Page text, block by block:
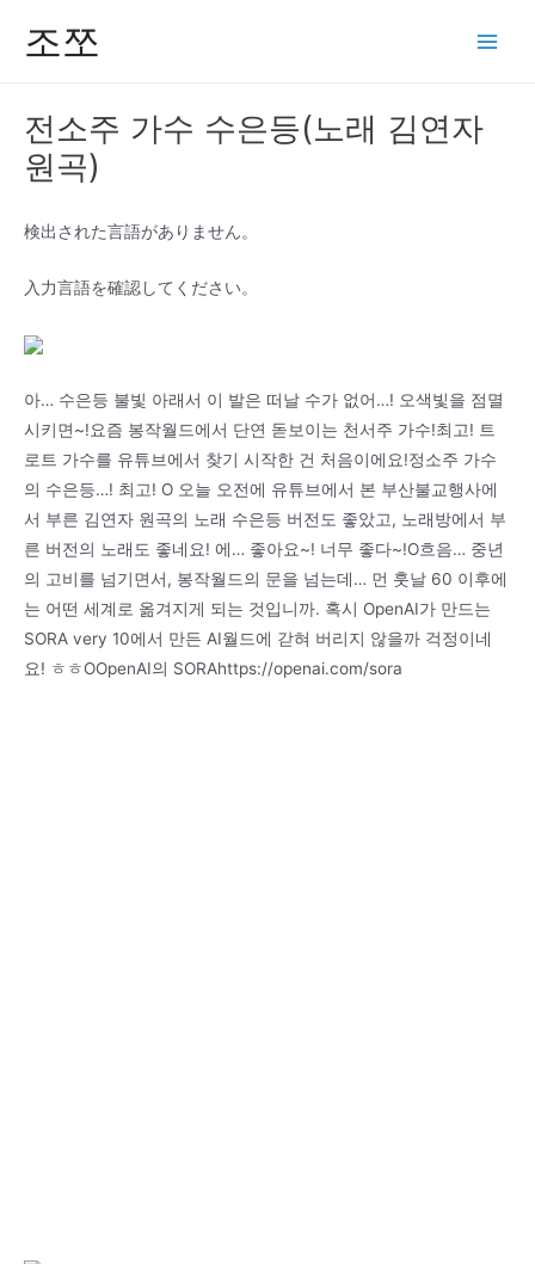
조쪼
전소주 가수 수은등(노래 김연자
원곡)
検出された言語がありません。
入力言語を確認してください。
아… 수은등 불빛 아래서 이 발은 떠날 수가 없어…! 오색빛을 점멸
시키면~!요즘 봉작월드에서 단연 돋보이는 천서주 가수!최고! 트
로트 가수를 유튜브에서 찾기 시작한 건 처음이에요!정소주 가수
의 수은등…! 최고! O 오늘 오전에 유튜브에서 본 부산불교행사에
서 부른 김연자 원곡의 노래 수은등 버전도 좋았고, 노래방에서 부
른 버전의 노래도 좋네요! 에… 좋아요~! 너무 좋다~!O흐음… 중년
의 고비를 넘기면서, 봉작월드의 문을 넘는데… 먼 훗날 60 이후에
는 어떤 세계로 옮겨지게 되는 것입니까. 혹시 OpenAI가 만드는
SORA very 10에서 만든 AI월드에 갇혀 버리지 않을까 걱정이네
요! ㅎㅎOOpenAI의 SORAhttps://openai.com/sora